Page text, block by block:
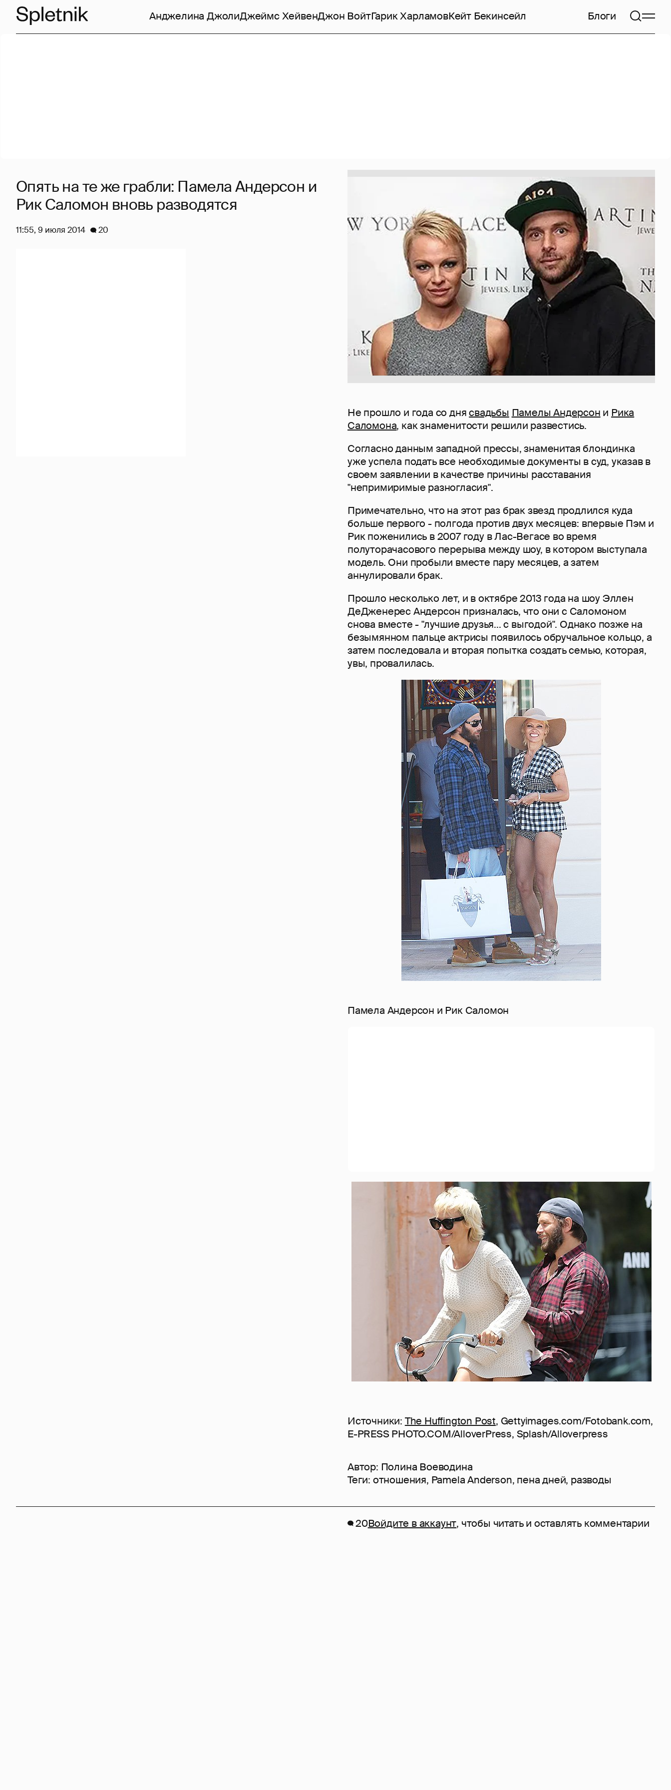
Анджелина ДжолиДжеймс ХейвенДжон ВойтГарик ХарламовКейт Бекинсейл Блоги
Не прошло и года со днясвадьбы Памелы Андерсон и Рика
Саломона, как знаменитости решили развестись.
Согласно данным западной прессы, знаменитая блондинка
уже успела подать все необходимые документы в суд, указав в
своем заявлении в качестве причины расставания
"непримиримые разногласия".
Примечательно, что на этот раз брак звезд продлился куда
больше первого - полгода против двух месяцев: впервые Пэм и
Рик поженились в 2007 году в Лас-Вегасе во время
полуторачасового перерыва между шоу, в котором выступала
модель. Они пробыли вместе пару месяцев, а затем
аннулировали брак.
Прошло несколько лет, и в октябре 2013 года на шоу Эллен
ДеДженерес Андерсон призналась, что они с Саломоном
снова вместе - "лучшие друзья... с выгодой". Однако позже на
безымянном пальце актрисы появилось обручальное кольцо, а
затем последовала и вторая попытка создать семью, которая,
увы, провалилась.
Памела Андерсон и Рик Саломон
Источники: The Huffington Post, Gettyimages.com/Fotobank.com,
E-PRESS PHOTO.COM/AlloverPress, Splash/Alloverpress
Автор: Полина Воеводина
Теги: отношения, Pamela Anderson, пена дней, разводы
Опять на те же грабли: Памела Андерсон и
Рик Саломон вновь разводятся
11:55, 9 июля 2014 20
20Войдите в аккаунт, чтобы читать и оставлять комментарии